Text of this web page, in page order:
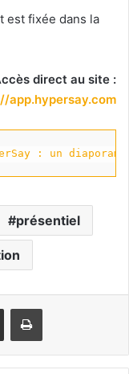
est fixée dans la
direct au site :
app.hypersay.com
: un
présentiel
Partager par email Imprimer